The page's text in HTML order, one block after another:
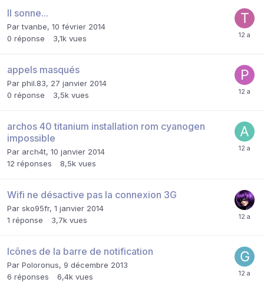
Il sonne...
Partvanbe, 10 février 2014
0 réponse 3,1k vues
appels masqués
Par phil.83, 27 janvier 2014
0 réponse 3,5k vues
archos 40 titanium installation rom cyanogen
impossible
Par arch4t, 10 janvier 2014
12 réponses 8,5k vues
Wifi ne désactive pas la connexion 3G
Par sko95fr, 1 janvier 2014
1 réponse 3,7k vues
Icônes de la barre de notification
Par Poloronus, 9 décembre 2013
6 réponses 6,4k vues